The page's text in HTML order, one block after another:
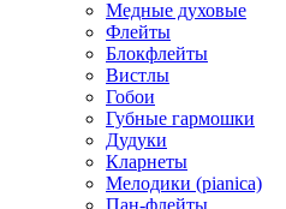
Медные духовые
Флейты
Блокфлейты
Вистлы
Гобои
Губные гармошки
Дудуки
Кларнеты
Мелодики (pianica)
Пан-флейты